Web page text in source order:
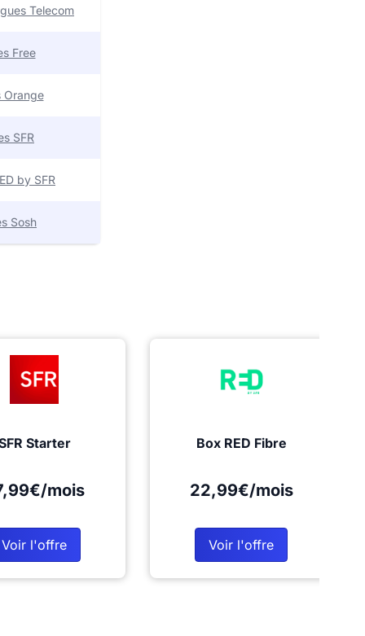
Telecom
Free
Orange
SFR
by SFR
Sosh
Starter
mois
Voir l'offre
Box RED Fibre
22,99€/mois
Voir l'offre